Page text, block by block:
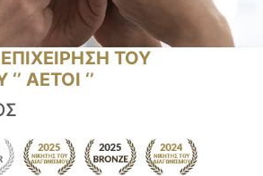
ΤΟΥ
ΑΕΤΟΙ ‘’